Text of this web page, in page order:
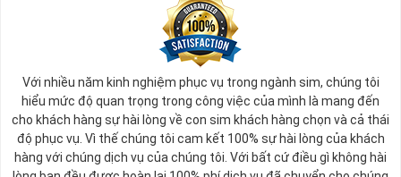
Ý nghĩa sim tứ quý 2
Theo quan niệm phong thủy
Số 2 tượng trưng cho sự cân bằng, hài hòa của âm dương và đất
trời. Sự cân bằng này giúp cho mọi việc đều thuận lợi và mang lại
nhiều may mắn trong cuộc sống và kinh doanh.
Số 2 còn biểu trưng cho lòng tốt, sự ổn định và tính hai mặt của
Với nhiều năm kinh nghiệm phục vụ trong ngành sim, chúng tôi
hiểu mức độ quan trọng trong công việc của mình là mang đến
cho khách hàng sự hài lòng về con sim khách hàng chọn và cả thái
độ phục vụ. Vì thế chúng tôi cam kết 100% sự hài lòng của khách
hàng với chúng dịch vụ của chúng tôi. Với bất cứ điều gì không hài